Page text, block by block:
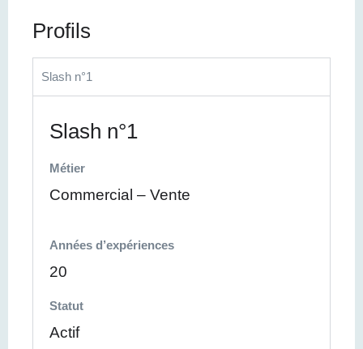
Profils
Slash n°1
Slash n°1
Métier
Commercial – Vente
Années d’expériences
20
Statut
Actif